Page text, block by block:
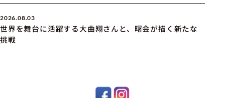
2026.08.03
世界を舞台に活躍する大曲翔さんと、曙会が描く新たな
挑戦